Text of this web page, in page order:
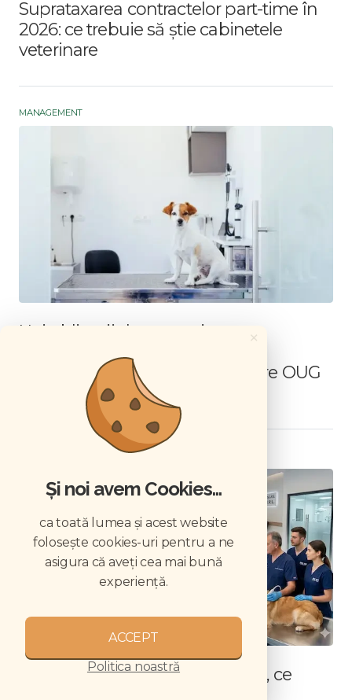
Suprataxarea contractelor part-time în
2026: ce trebuie să știe cabinetele
veterinare
MANAGEMENT
Noi obligații de protecție a
veterinari și cabinetele veterinare OUG
nr. 18/2026
CMV individual vs SRL veterinar, ce
×
Și noi avem Cookies...
ca toată lumea și acest website
folosește cookies-uri pentru a ne
asigura că aveți cea mai bună
experiență.
ACCEPT
Politica noastră